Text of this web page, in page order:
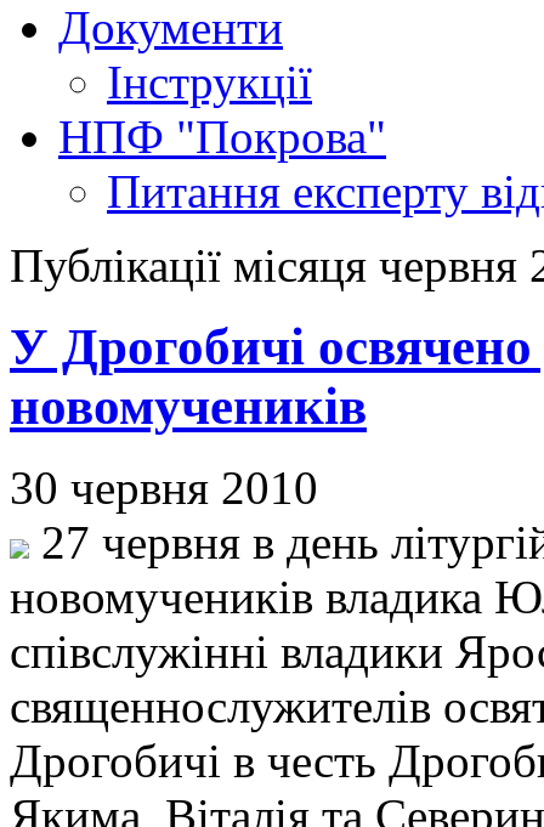
Документи
Інструкції
НПФ "Покрова"
Питання експерту
Публікації місяця червня
У Дрогобичі
новомучеників
30 червня 2010
27 червня в день
новомучеників владика
співслужінні владики
священнослужителів
Дрогобичі в честь
Якима, Віталія та